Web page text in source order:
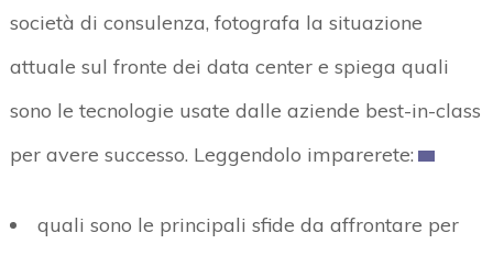
società di consulenza, fotografa la situazione
attuale sul fronte dei data center e spiega quali
sono le tecnologie usate dalle aziende best-in-class
per avere successo. Leggendolo imparerete:
quali sono le principali sfide da affrontare per